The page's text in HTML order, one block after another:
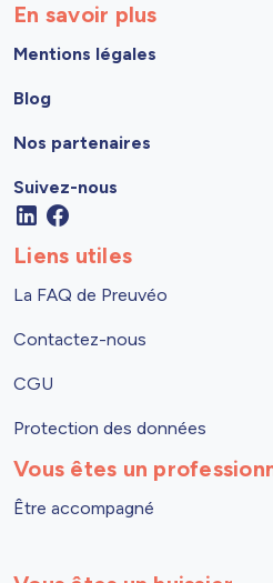
En savoir plus
Mentions légales
Blog
Nos partenaires
Suivez-nous
Liens utiles
La FAQ de Preuvéo
Contactez-nous
CGU
Protection des données
Vous êtes un
Être accompagné